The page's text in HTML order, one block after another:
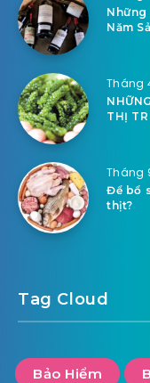
Những
Năm
Tháng
THỊ
Tháng
Để bổ
thịt?
Tag Cloud
Bảo Hiểm